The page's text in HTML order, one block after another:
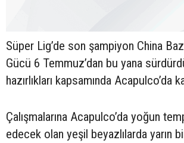
Süper Lig’de son şampiyon China
Gücü 6 Temmuz’dan bu yana
hazırlıkları kapsamında Acapulco’da
Çalışmalarına Acapulco’da yoğun
edecek olan yeşil beyazlılarda yarın